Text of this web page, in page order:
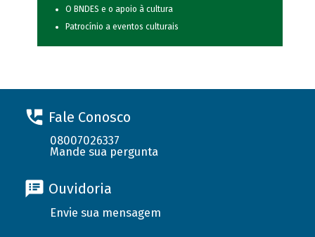
O BNDES e o apoio à cultura
Patrocínio a eventos culturais
Fale Conosco
08007026337
Mande sua pergunta
Ouvidoria
Envie sua mensagem